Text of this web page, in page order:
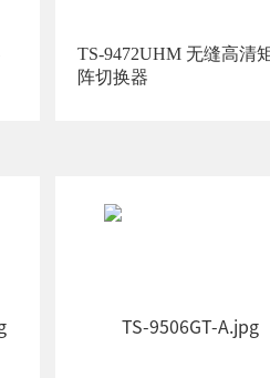
TS-9472UHM 无缝高清矩
阵切换器